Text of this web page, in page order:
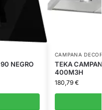
NEGRO
CAMPANA
TEKA
400M3H
180,79 €